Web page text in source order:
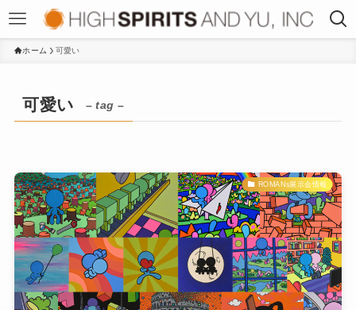
ホーム 可愛い
可愛い – tag –
ROMANs展示会情報